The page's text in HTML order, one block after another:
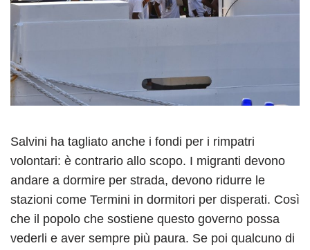
Salvini ha tagliato anche i fondi per i rimpatri
volontari: è contrario allo scopo. I migranti devono
andare a dormire per strada, devono ridurre le
stazioni come Termini in dormitori per disperati. Così
che il popolo che sostiene questo governo possa
vederli e aver sempre più paura. Se poi qualcuno di